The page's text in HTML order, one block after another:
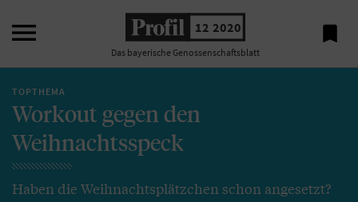
 12 2020
Das bayerische Genossenschaftsblatt

TOPTHEMA
Workout gegen den
Weihnachtsspeck
Haben die Weihnachtsplätzchen schon angesetzt?